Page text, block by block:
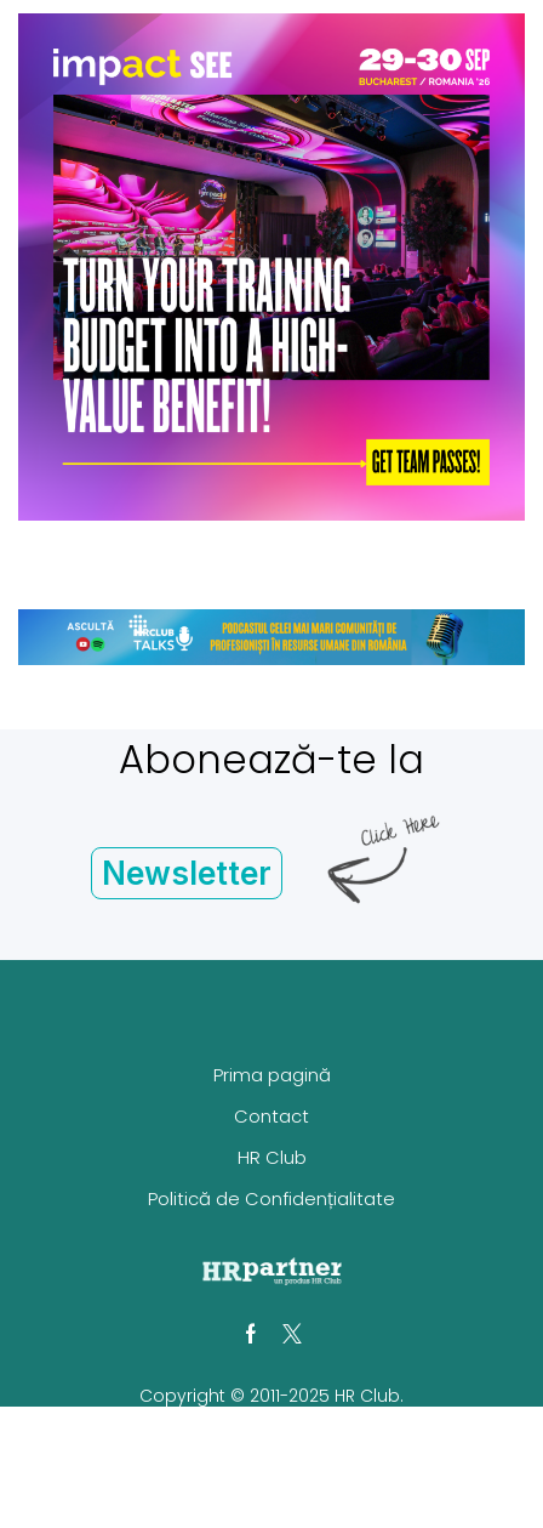
Abonează-te la
Newsletter
Prima pagină
Contact
HR Club
Politică de Confidențialitate
Facebook
Twitter
Copyright © 2011-2025 HR Club.